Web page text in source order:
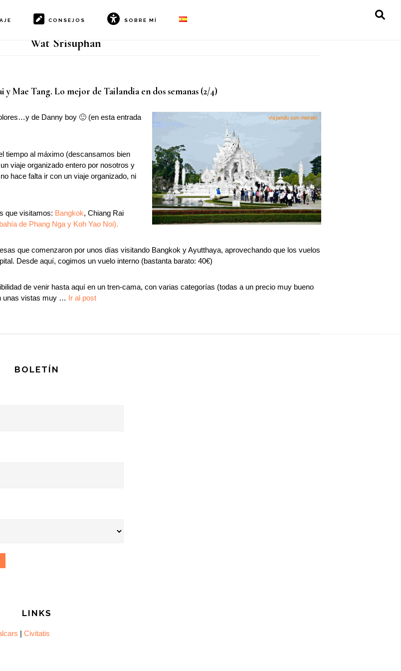
CONSEJOS SOBRE MÍ
Wat Srisuphan
y Mae Tang. Lo mejor de Tailandia en dos semanas (2/4)
de Danny boy 🙂 (en esta entrada
tiempo al máximo (descansamos bien
viaje organizado entero por nosotros y
hace falta ir con un viaje organizado, ni
que visitamos: Bangkok, Chiang Rai
de Phang Nga y Koh Yao Noi).
que comenzaron por unos días visitando Bangkok y Ayutthaya, aprovechando que los vuelos
Desde aquí, cogimos un vuelo interno (bastanta barato: 40€)
de venir hasta aquí en un tren-cama, con varias categorías (todas a un precio muy bueno
unas vistas muy … Ir al post
BOLETÍN
LINKS
| Civitatis